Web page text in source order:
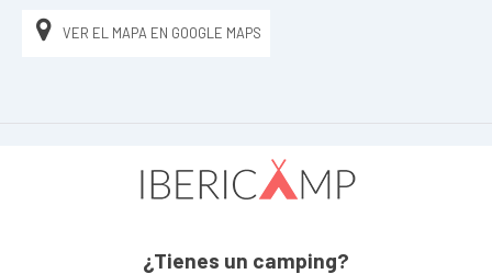
VER EL MAPA EN GOOGLE MAPS
¿Tienes un camping?